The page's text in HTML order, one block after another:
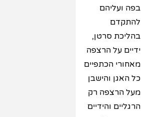
בפה ועליהם
להתקדם
בהליכת סרטן,
ידיים על הרצפה
מאחורי הכתפיים
כל האגן והישבן
מעל הרצפה רק
הרגליים והידיים